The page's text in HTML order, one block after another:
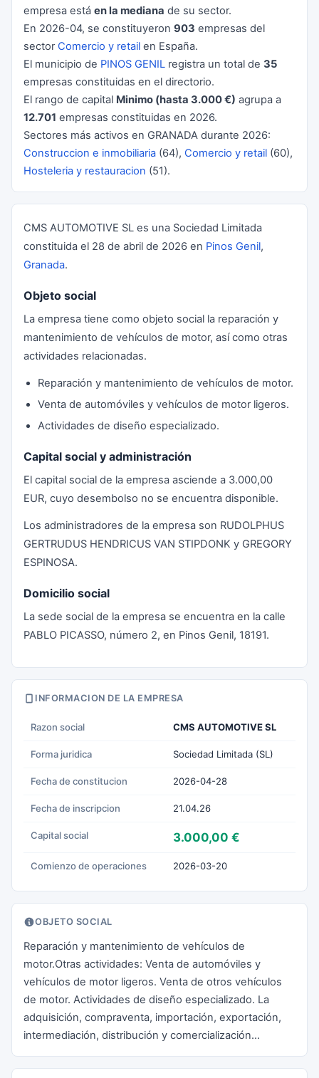
empresa está en la mediana de su sector.
En 2026-04, se constituyeron 903 empresas del
sector Comercio y retail en España.
El municipio de PINOS GENIL registra un total de 35
empresas constituidas en el directorio.
El rango de capital Minimo (hasta 3.000 €) agrupa a
12.701 empresas constituidas en 2026.
Sectores más activos en GRANADA durante 2026:
Construccion e inmobiliaria (64), Comercio y retail (60),
Hosteleria y restauracion (51).
CMS AUTOMOTIVE SL es una Sociedad Limitada
constituida el 28 de abril de 2026 en Pinos Genil,
Granada.
Objeto social
La empresa tiene como objeto social la reparación y
mantenimiento de vehículos de motor, así como otras
actividades relacionadas.
Reparación y mantenimiento de vehículos de motor.
Venta de automóviles y vehículos de motor ligeros.
Actividades de diseño especializado.
Capital social y administración
El capital social de la empresa asciende a 3.000,00
EUR, cuyo desembolso no se encuentra disponible.
Los administradores de la empresa son RUDOLPHUS
GERTRUDUS HENDRICUS VAN STIPDONK y GREGORY
ESPINOSA.
Domicilio social
La sede social de la empresa se encuentra en la calle
PABLO PICASSO, número 2, en Pinos Genil, 18191.
INFORMACION DE LA EMPRESA
Razon social CMS AUTOMOTIVE SL
Forma juridica Sociedad Limitada (SL)
Fecha de constitucion 2026-04-28
Fecha de inscripcion 21.04.26
Capital social 3.000,00 €
Comienzo de operaciones 2026-03-20
OBJETO SOCIAL
Reparación y mantenimiento de vehículos de
motor.Otras actividades: Venta de automóviles y
vehículos de motor ligeros. Venta de otros vehículos
de motor. Actividades de diseño especializado. La
adquisición, compraventa, importación, exportación,
intermediación, distribución y comercialización...